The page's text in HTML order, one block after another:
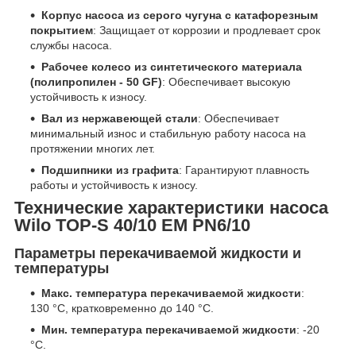
Корпус насоса из серого чугуна с катафорезным
покрытием: Защищает от коррозии и продлевает срок
службы насоса.
Рабочее колесо из синтетического материала
(полипропилен - 50 GF): Обеспечивает высокую
устойчивость к износу.
Вал из нержавеющей стали: Обеспечивает
минимальный износ и стабильную работу насоса на
протяжении многих лет.
Подшипники из графита: Гарантируют плавность
работы и устойчивость к износу.
Технические характеристики насоса
Wilo TOP-S 40/10 EM PN6/10
Параметры перекачиваемой жидкости и
температуры
Макс. температура перекачиваемой жидкости:
130 °C, кратковременно до 140 °C.
Мин. температура перекачиваемой жидкости: -20
°C.